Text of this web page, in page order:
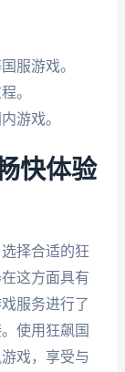
服游戏。
。
游戏。
快体验
择合适的狂
这方面具有
服务进行了
使用狂飙国
戏，享受与